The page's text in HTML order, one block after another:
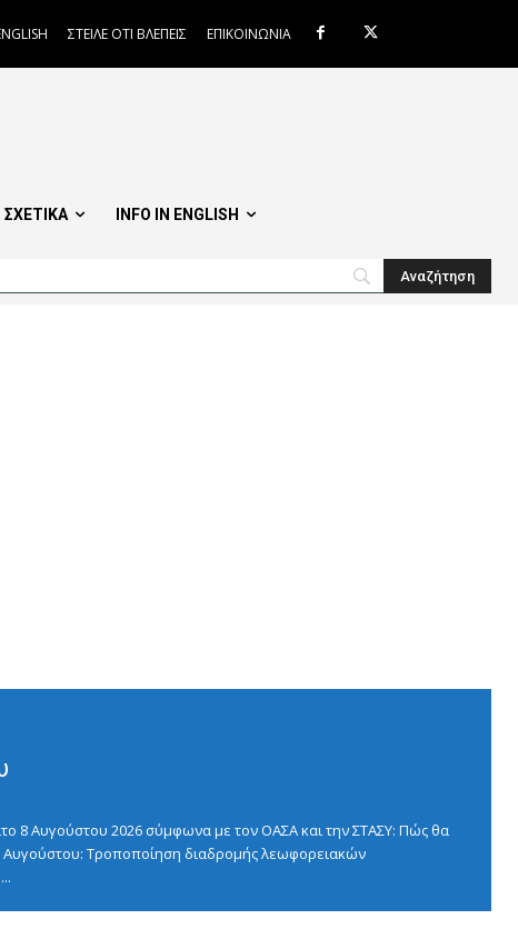
ΣΤΕΙΛΕ ΟΤΙ ΒΛΕΠΕΙΣ ΕΠΙΚΟΙΝΩΝΙΑ
ΣΧΕΤΙΚΑ INFO IN ENGLISH
8 Αυγούστου 2026 σύμφωνα με τον ΟΑΣΑ και την ΣΤΑΣΥ: Πώς θα
Αυγούστου: Τροποποίηση διαδρομής λεωφορειακών